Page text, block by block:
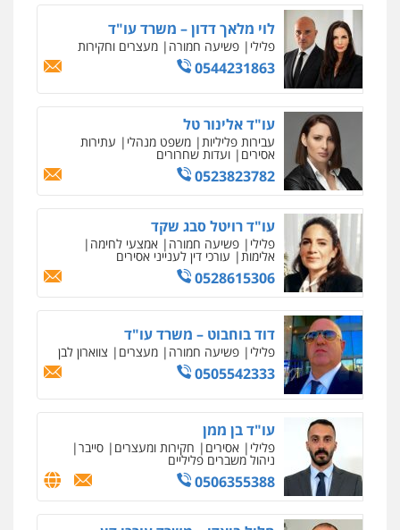
0538788878
עו"ד אסף דוק
פלילי עבירות מין
חמורה חקירות ומעצרים צווארון לבן והונאה
0526885006
עו"ד שלי גורביץ – לוי
משפט פלילי פשיעה חמורה
וחקירות צבאי תעבורה
0544218336
עו"ד שאדי כבהא
פלילי עורכי דין לענייני אסירים
0525556970
משרד עורכי דין חן ברוך
0505078733
עו"ד קארין לגטיוי
פלילי פשיעה חמורה מעצרים וחקירות
0507446995
לוי מלאך דדון – משרד עו"ד
פלילי פשיעה חמורה מעצרים וחקירות
0544231863
עו"ד אלינור טל
עבירות פליליות משפט מנהלי עתירות
אסירים ועדות שחרורים
0523823782
עו"ד רויטל סבג שקד
פלילי פשיעה חמורה אמצעי לחימה
אלימות עורכי דין לענייני אסירים
0528615306
דוד בוחבוט – משרד עו"ד
פלילי פשיעה חמורה מעצרים צווארון לבן
0505542333
עו"ד בן ממן
פלילי אסירים חקירות ומעצרים סייבר
ניהול משברים פליליים
0506355388
0504578527
שירותים מקצועיים לעורכי דין
0522508109
אחסון אתרים
מקצועיים לעורכי דין
מרכז התחלה חדשה
0544500346
0504062539
עו"ד ד"ר אבי שקד
עבירות פליליות